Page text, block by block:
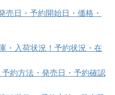
売日・予約開始日・価格・
・入荷状況！予約状況・在
約方法・発売日・予約確認